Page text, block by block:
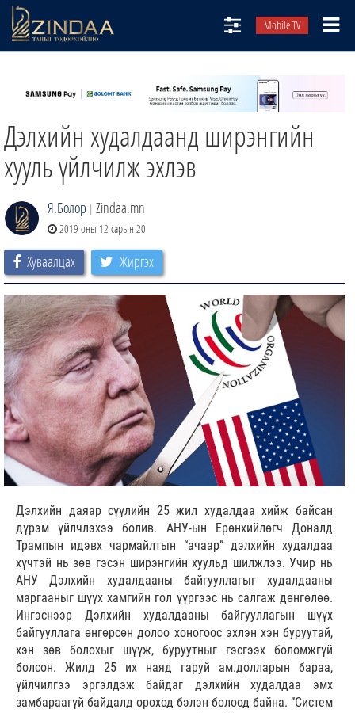
Mobile TV
ТВ8
ӨГЛӨӨНИЙ СОНИН
АУДИО ЗОХИОЛ
ЗИНДАА СЭТГҮҮЛ
Дэлхийн худалдаанд ширэнгийн
хууль үйлчилж эхлэв
Я.Болор | Zindaa.mn
2019 оны 12 сарын 20
Хуваалцах Жиргэх
Дэлхийн даяар сүүлийн 25 жил худалдаа хийж байсан
дүрэм үйлчлэхээ болив. АНУ-ын Ерөнхийлөгч Доналд
Трампын идэвх чармайлтын “ачаар” дэлхийн худалдаа
хүчтэй нь зөв гэсэн ширэнгийн хуульд шилжлээ. Учир нь
АНУ Дэлхийн худалдааны байгууллагыг худалдааны
маргааныг шүүх хамгийн гол үүргээс нь салгаж дөнгөлөө.
Ингэснээр Дэлхийн худалдааны байгууллагын шүүх
байгууллага өнгөрсөн долоо хоногоос эхлэн хэн буруутай,
хэн зөв болохыг шүүж, буруутныг гэсгээх боломжгүй
болсон. Жилд 25 их наяд гаруй ам.долларын бараа,
үйлчилгээ эргэлдэж байдаг дэлхийн худалдаа эмх
замбараагүй байдалд ороход бэлэн болоод байна. ”Систем